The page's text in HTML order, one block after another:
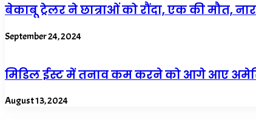
बेकाबू ट्रेलर ने छात्राओं को रौंदा, एक की मौत,
September 24, 2024
मिडिल ईस्ट में तनाव कम करने को आगे आए
August 13, 2024